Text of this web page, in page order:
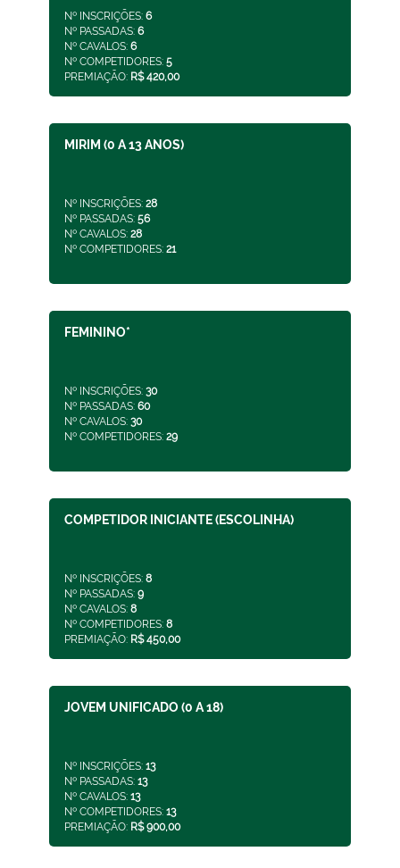
Nº INSCRIÇÕES: 6
Nº PASSADAS: 6
Nº CAVALOS: 6
Nº COMPETIDORES: 5
PREMIAÇÃO: R$ 420,00
MIRIM (0 A 13 ANOS)
Nº INSCRIÇÕES: 28
Nº PASSADAS: 56
Nº CAVALOS: 28
Nº COMPETIDORES: 21
FEMININO*
Nº INSCRIÇÕES: 30
Nº PASSADAS: 60
Nº CAVALOS: 30
Nº COMPETIDORES: 29
COMPETIDOR INICIANTE (ESCOLINHA)
Nº INSCRIÇÕES: 8
Nº PASSADAS: 9
Nº CAVALOS: 8
Nº COMPETIDORES: 8
PREMIAÇÃO: R$ 450,00
JOVEM UNIFICADO (0 A 18)
Nº INSCRIÇÕES: 13
Nº PASSADAS: 13
Nº CAVALOS: 13
Nº COMPETIDORES: 13
PREMIAÇÃO: R$ 900,00